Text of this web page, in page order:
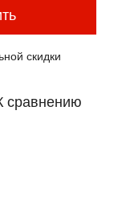
скидки
сравнению